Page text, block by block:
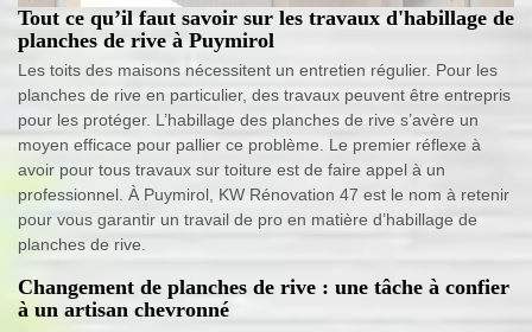
Tout ce qu’il faut savoir sur les travaux d'habillage de
planches de rive à Puymirol
Les toits des maisons nécessitent un entretien régulier. Pour les
planches de rive en particulier, des travaux peuvent être entrepris
pour les protéger. L’habillage des planches de rive s’avère un
moyen efficace pour pallier ce problème. Le premier réflexe à
avoir pour tous travaux sur toiture est de faire appel à un
professionnel. À Puymirol, KW Rénovation 47 est le nom à retenir
pour vous garantir un travail de pro en matière d’habillage de
planches de rive.
Changement de planches de rive : une tâche à confier
à un artisan chevronné